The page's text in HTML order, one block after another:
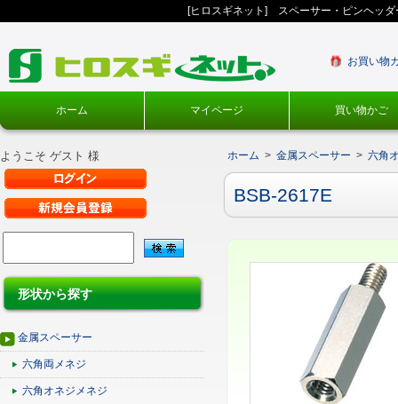
[ヒロスギネット] スペーサー・ピンヘッ
お買い物
ホーム マイページ 買い物かご
ようこそ ゲスト 様
形状から探す
金属スペーサー
六角両メネジ
六角オネジメネジ
ホーム > 金属スペーサー > 六角
BSB-2617E